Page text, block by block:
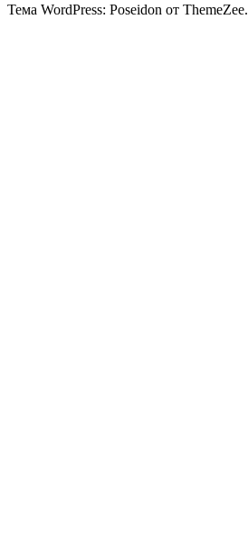
Тема WordPress: Poseidon от ThemeZee.